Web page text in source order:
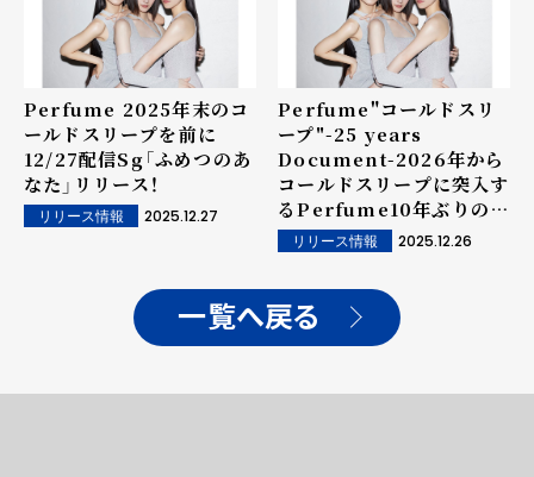
Perfume 2025年末のコ
ールドスリープを前に
12/27配信Sg「ふめつのあ
なた」リリース！
リリース情報 2025.12.27
Perfume"コールドスリ
ープ"-25 years
Document-2026年から
コールドスリープに突入す
るPerfume10年ぶりの新
作ドキュメンタリー映画！
リリース情報 2025.12.26
一覧へ戻る